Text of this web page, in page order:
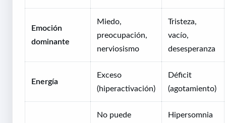
Emoción
dominante
Miedo,
preocupación,
nerviosismo
Tristeza,
vacío,
desesperanza
Energía
Exceso
(hiperactivación)
Déficit
(agotamiento)
No puede
Hipersomnia